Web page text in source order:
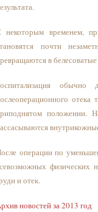
некоторым временем,
почти
в
положении.
операции по
физических
и отек.
новостей за 2013 год